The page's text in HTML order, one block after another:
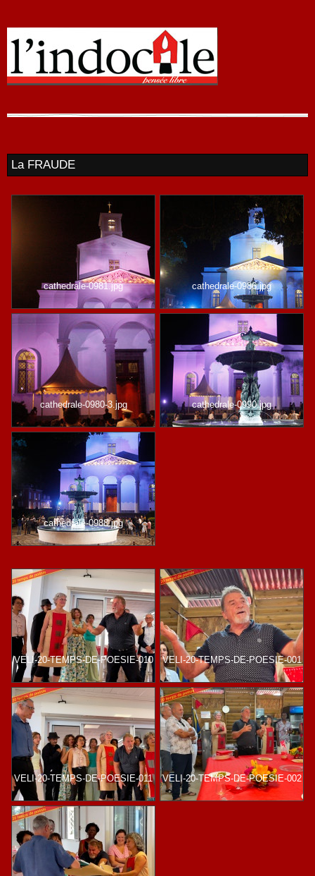
La FRAUDE
cathedrale-0981.jpg cathedrale-0986.jpg
cathedrale-0980-3.jpg cathedrale-0990.jpg
cathedrale-0988.jpg
VELI-20-TEMPS-DE-POESIE-010 VELI-20-TEMPS-DE-POESIE-001
VELI-20-TEMPS-DE-POESIE-011 VELI-20-TEMPS-DE-POESIE-002